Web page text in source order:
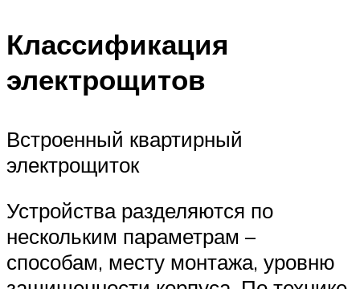
Классификация
электрощитов
Встроенный квартирный
электрощиток
Устройства разделяются по
нескольким параметрам –
способам, месту монтажа, уровню